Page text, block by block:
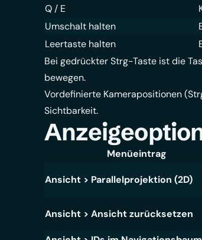
Q / E
Umschalt halten
Leertaste halten
Bei gedrückter Strg-Taste ist die
bewegen.
Vordefinierte Kamerapositionen
Sichtbarkeit.
Menüeintrag
Ansicht > Parallelprojektion (2D)
Ansicht > Ansicht zurücksetzen